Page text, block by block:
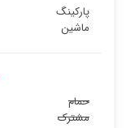
پارکینگ
ماشین
حمام
مشترک